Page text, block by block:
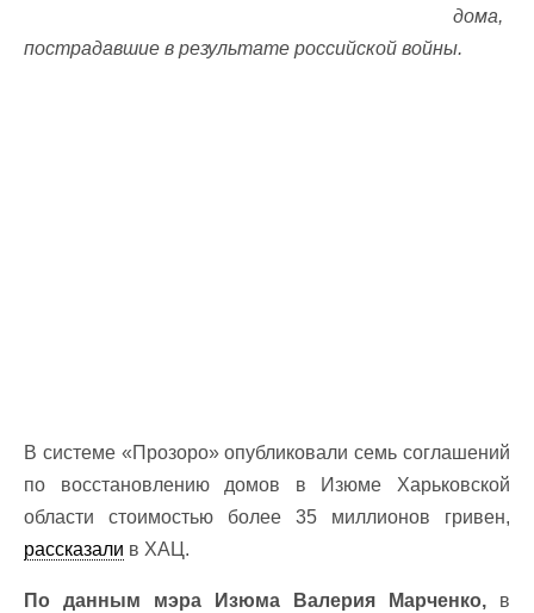
дома,
пострадавшие в результате российской войны.
В системе «Прозоро» опубликовали семь соглашений
по восстановлению домов в Изюме Харьковской
области стоимостью более 35 миллионов гривен,
рассказали в ХАЦ.
По данным мэра Изюма Валерия Марченко, в